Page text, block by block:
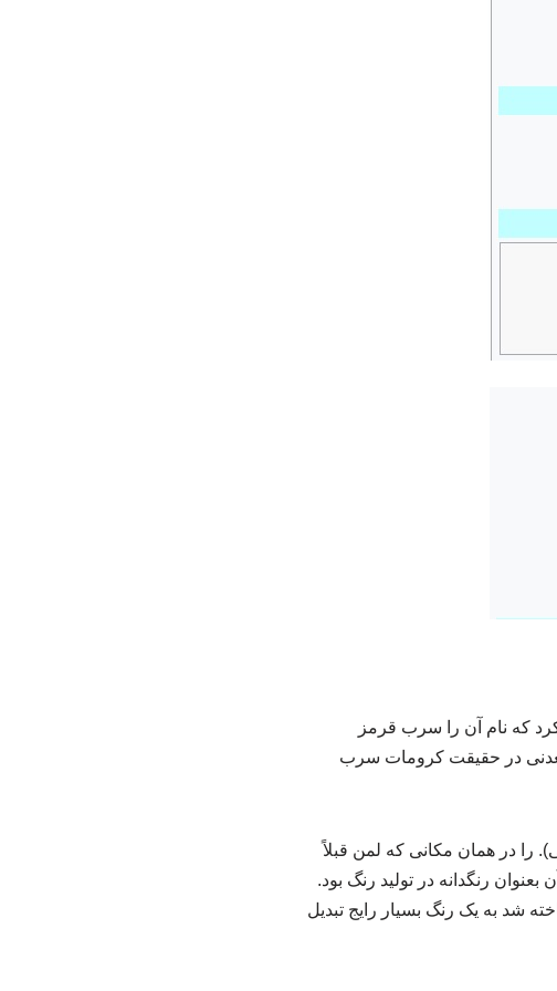
پیدا کرد که نام آن را سرب قرمز
معدنی در حقیقت کرومات سرب
سیبریایی). را در همان مکانی که لمن قبلاً
رنگدانه در تولید رنگ بود.
شد به یک رنگ بسیار رایج تبدیل